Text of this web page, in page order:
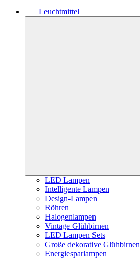
Leuchtmittel
LED Lampen
Intelligente Lampen
Design-Lampen
Röhren
Halogenlampen
Vintage Glühbirnen
LED Lampen Sets
Große dekorative Glühbirnen
Energiesparlampen